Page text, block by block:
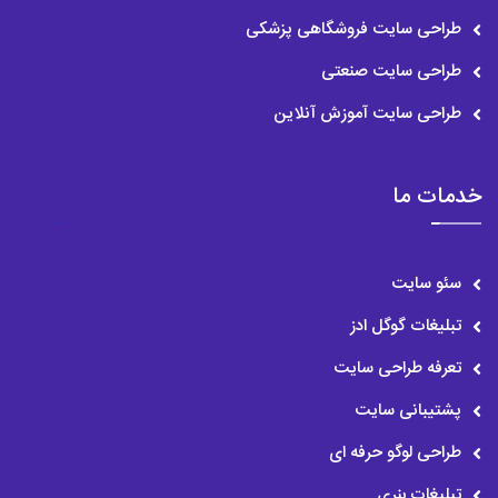
-دکمه رزرو شناور را در پایین صفحه اضافه کنید.
تصاویر با کیفیت در طراحی سایت سالن زیبایی
زیبایی ذاتاً بصری است، بنابراین اگر می‌خواهید مشتریانی را به سایت
خود جذب کنید. باید تصاویری از محصولات یا خدماتی که ارائه
می‌دهید. درج کنید. هرگز عکس‌های استوک را در سایت خود قرار
ندهید. بلکه در عوض از کارهایی که انجام داده‌اید، عکس‌ های واقعی را
روی ناخن، مو، آرایش، ابرو یا هر چیز دیگری که به خط کار شما مرتبط
طراحی سایت فروشگاهی پزشکی
طراحی سایت صنعتی
طراحی سایت آموزش آنلاین
خدمات ما
سئو سایت
تبلیغات گوگل ادز
تعرفه طراحی سایت
پشتیبانی سایت
طراحی لوگو حرفه ای